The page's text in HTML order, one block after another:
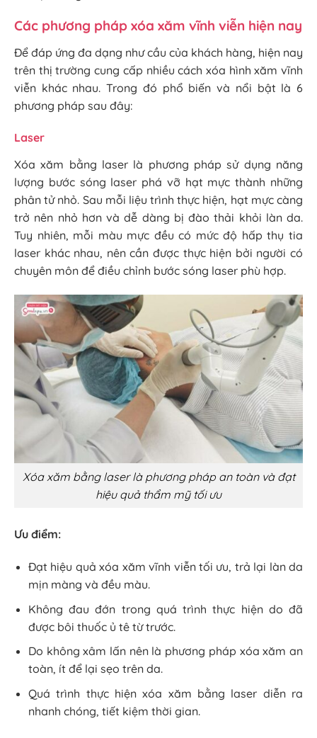
Các phương pháp xóa xăm vĩnh viễn hiện nay
Để đáp ứng đa dạng như cầu của khách hàng, hiện nay
trên thị trường cung cấp nhiều cách xóa hình xăm vĩnh
viễn khác nhau. Trong đó phổ biến và nổi bật là 6
phương pháp sau đây:
Laser
Xóa xăm bằng laser là phương pháp sử dụng năng
lượng bước sóng laser phá vỡ hạt mực thành những
phân tử nhỏ. Sau mỗi liệu trình thực hiện, hạt mực càng
trở nên nhỏ hơn và dễ dàng bị đào thải khỏi làn da.
Tuy nhiên, mỗi màu mực đều có mức độ hấp thụ tia
laser khác nhau, nên cần được thực hiện bởi người có
chuyên môn để điều chỉnh bước sóng laser phù hợp.
Xóa xăm bằng laser là phương pháp an toàn và đạt
hiệu quả thẩm mỹ tối ưu
Ưu điểm:
Đạt hiệu quả xóa xăm vĩnh viễn tối ưu, trả lại làn da
mịn màng và đều màu.
Không đau đớn trong quá trình thực hiện do đã
được bôi thuốc ủ tê từ trước.
Do không xâm lấn nên là phương pháp xóa xăm an
toàn, ít để lại sẹo trên da.
Quá trình thực hiện xóa xăm bằng laser diễn ra
nhanh chóng, tiết kiệm thời gian.